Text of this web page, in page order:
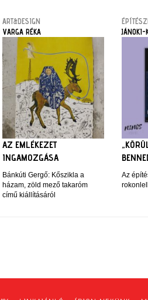
ART&DESIGN
VARGA RÉKA
AZ EMLÉKEZET
INGAMOZGÁSA
Bánkúti Gergő: Kőszikla a
házam, zöld mező takaróm
című kiállításáról
JÁNOKI-
Az